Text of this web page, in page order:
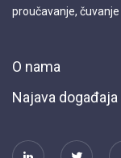
proučavanje,
O nama
Najava događaja